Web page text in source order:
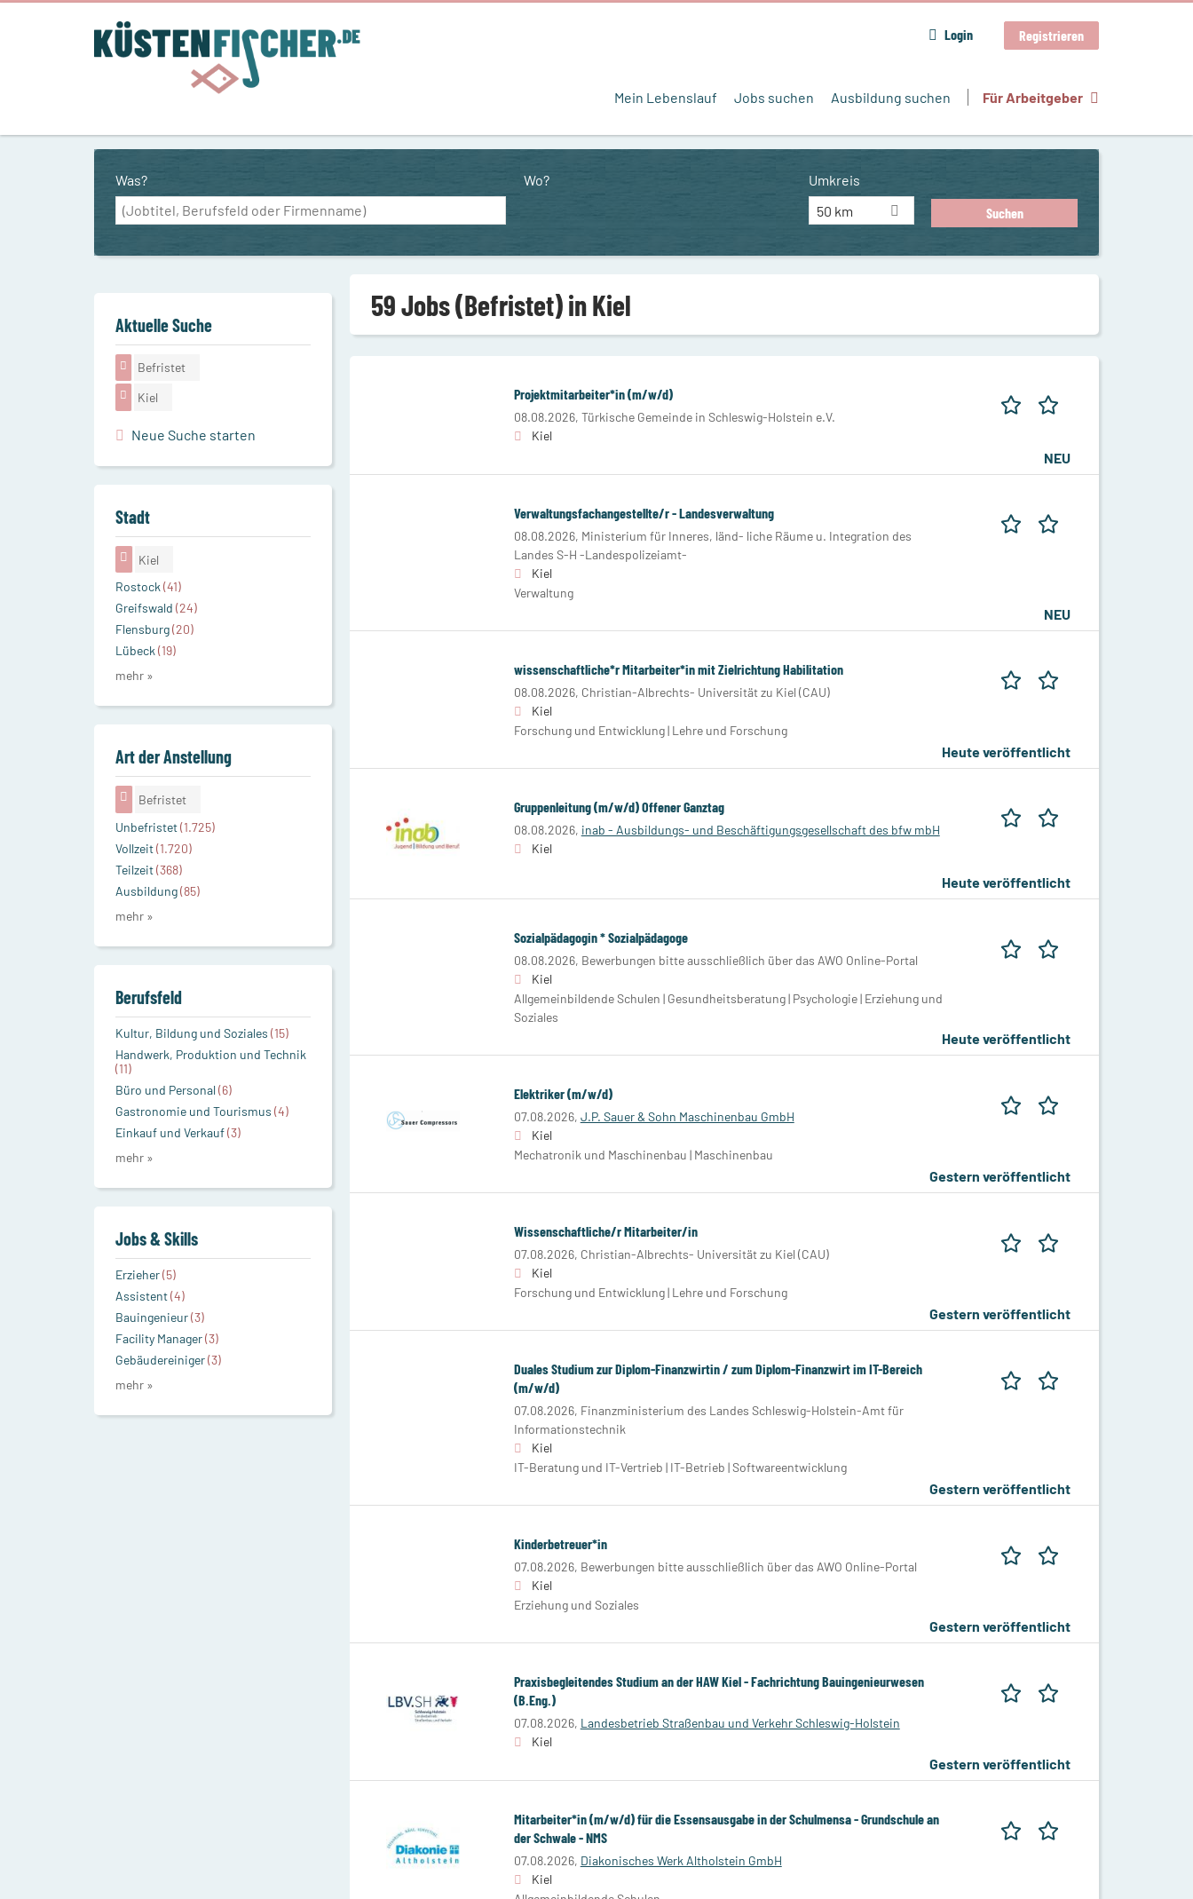
Login Registrieren
Mein Lebenslauf Jobs suchen Ausbildung suchen Für Arbeitgeber
Was? Wo?
Umkreis
50 km
59 Jobs (Befristet) in Kiel
Projektmitarbeiter*in (m/w/d)
08.08.2026, Türkische Gemeinde in Schleswig-Holstein e.V.
Kiel
NEU
Verwaltungsfachangestellte/r - Landesverwaltung
08.08.2026, Ministerium für Inneres, länd- liche Räume u. Integration des
Landes S-H -Landespolizeiamt-
Kiel
Verwaltung
NEU
wissenschaftliche*r Mitarbeiter*in mit Zielrichtung Habilitation
08.08.2026, Christian-Albrechts- Universität zu Kiel (CAU)
Kiel
Forschung und Entwicklung | Lehre und Forschung
Heute veröffentlicht
Gruppenleitung (m/w/d) Offener Ganztag
08.08.2026, inab - Ausbildungs- und Beschäftigungsgesellschaft des bfw mbH
Kiel
Heute veröffentlicht
Sozialpädagogin * Sozialpädagoge
08.08.2026, Bewerbungen bitte ausschließlich über das AWO Online-Portal
Kiel
Allgemeinbildende Schulen | Gesundheitsberatung | Psychologie | Erziehung und
Soziales
Heute veröffentlicht
Elektriker (m/w/d)
07.08.2026, J.P. Sauer & Sohn Maschinenbau GmbH
Kiel
Mechatronik und Maschinenbau | Maschinenbau
Gestern veröffentlicht
Wissenschaftliche/r Mitarbeiter/in
07.08.2026, Christian-Albrechts- Universität zu Kiel (CAU)
Kiel
Forschung und Entwicklung | Lehre und Forschung
Gestern veröffentlicht
Duales Studium zur Diplom-Finanzwirtin / zum Diplom-Finanzwirt im IT-Bereich
(m/w/d)
07.08.2026, Finanzministerium des Landes Schleswig-Holstein-Amt für
Informationstechnik
Kiel
IT-Beratung und IT-Vertrieb | IT-Betrieb | Softwareentwicklung
Gestern veröffentlicht
Kinderbetreuer*in
07.08.2026, Bewerbungen bitte ausschließlich über das AWO Online-Portal
Kiel
Erziehung und Soziales
Gestern veröffentlicht
Praxisbegleitendes Studium an der HAW Kiel - Fachrichtung Bauingenieurwesen
(B.Eng.)
07.08.2026, Landesbetrieb Straßenbau und Verkehr Schleswig-Holstein
Kiel
Gestern veröffentlicht
Mitarbeiter*in (m/w/d) für die Essensausgabe in der Schulmensa - Grundschule an
der Schwale - NMS
07.08.2026, Diakonisches Werk Altholstein GmbH
Kiel
Aktuelle Suche
Befristet
Kiel
Neue Suche starten
Stadt
Kiel
Rostock(41)
Greifswald (24)
Flensburg(20)
Lübeck(19)
mehr »
Art der Anstellung
Befristet
Unbefristet(1.725)
Vollzeit(1.720)
Teilzeit(368)
Ausbildung(85)
mehr »
Berufsfeld
Kultur, Bildung und Soziales (15)
Handwerk, Produktion und Technik
(11)
Büro und Personal(6)
Gastronomie und Tourismus (4)
Einkauf und Verkauf(3)
mehr »
Jobs & Skills
Erzieher(5)
Assistent(4)
Bauingenieur(3)
Facility Manager(3)
Gebäudereiniger(3)
mehr »